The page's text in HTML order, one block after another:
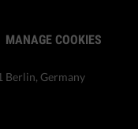
MANAGE COOKIES
Berlin, Germany